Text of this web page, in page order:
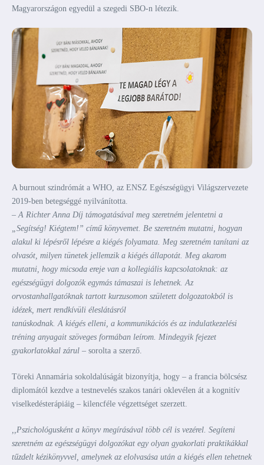
Magyarországon egyedül a szegedi SBO-n létezik.
A burnout szindrómát a WHO, az ENSZ Egészségügyi Világszervezete
2019-ben betegséggé nyilvánította.
– A Richter Anna Díj támogatásával meg szeretném jelentetni a
„Segítség! Kiégtem!” című könyvemet. Be szeretném mutatni, hogyan
alakul ki lépésről lépésre a kiégés folyamata. Meg szeretném tanítani az
olvasót, milyen tünetek jellemzik a kiégés állapotát. Meg akarom
mutatni, hogy micsoda ereje van a kollegiális kapcsolatoknak: az
egészségügyi dolgozók egymás támaszai is lehetnek. Az
orvostanhallgatóknak tartott kurzusomon született dolgozatokból is
idézek, mert rendkívüli éleslátásról
tanúskodnak. A kiégés elleni, a kommunikációs és az indulatkezelési
tréning anyagait szöveges formában leírom. Mindegyik fejezet
gyakorlatokkal zárul – sorolta a szerző.
Töreki Annamária sokoldalúságát bizonyítja, hogy – a francia bölcsész
diplomától kezdve a testnevelés szakos tanári oklevélen át a kognitív
viselkedésterápiáig – kilencféle végzettséget szerzett.
,,Pszichológusként a könyv megírásával több cél is vezérel. Segíteni
szeretném az egészségügyi dolgozókat egy olyan gyakorlati praktikákkal
tűzdelt kézikönyvvel, amelynek az elolvasása után a kiégés ellen tehetnek